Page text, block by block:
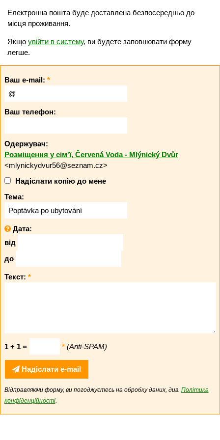
Електронна пошта буде доставлена безпосередньо до
місця проживання.
Якщо увійти в систему, ви будете заповнювати форму
легше.
Ваш e-mail: *
Ваш телефон:
Одержувач:
Розміщення у сім'ї, Červená Voda - Mlýnický Dvůr
<mlynickydvur56@seznam.cz>
Надіслати копію до мене
Тема:
Дата:
від
до
Текст: *
1 + 1 = * (Anti-SPAM)
Надіслати e-mail
Відправляючи форму, ви погоджуєтесь на обробку даних, див. Політика
конфіденційності.